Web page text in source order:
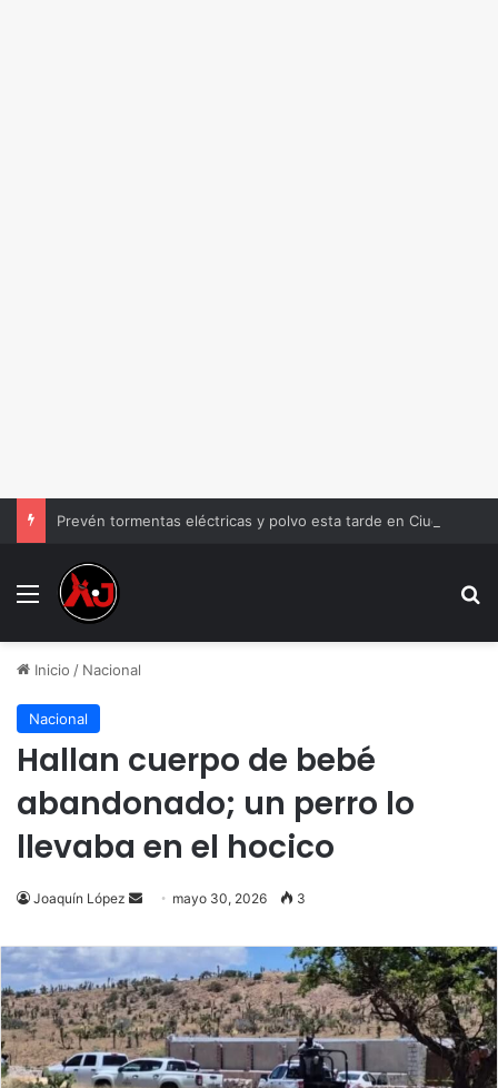
Menu
Inicio / Nacional
Nacional
Hallan cuerpo de bebé
abandonado; un perro lo
llevaba en el hocico
Joaquín López
Send
email
mayo 30, 2026 3